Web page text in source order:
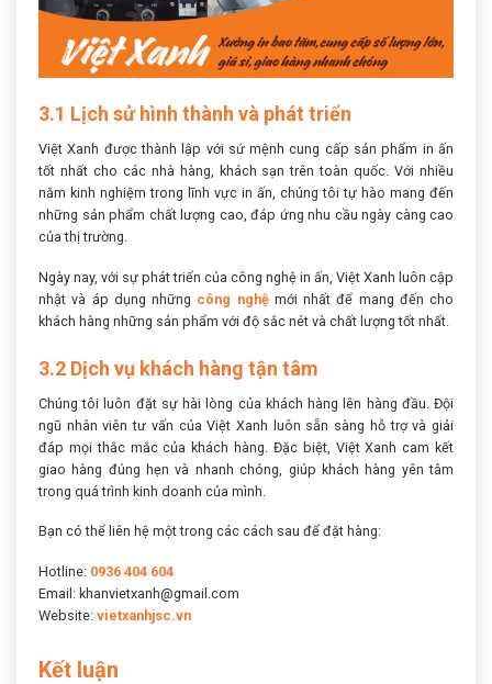
3.1 Lịch sử hình thành và phát triển
Việt Xanh được thành lập với sứ mệnh cung cấp sản phẩm in ấn
tốt nhất cho các nhà hàng, khách sạn trên toàn quốc. Với nhiều
năm kinh nghiệm trong lĩnh vực in ấn, chúng tôi tự hào mang đến
những sản phẩm chất lượng cao, đáp ứng nhu cầu ngày càng cao
của thị trường.
Ngày nay, với sự phát triển của công nghệ in ấn, Việt Xanh luôn cập
nhật và áp dụng những công nghệmới nhất để mang đến cho
khách hàng những sản phẩm với độ sắc nét và chất lượng tốt nhất.
3.2 Dịch vụ khách hàng tận tâm
Chúng tôi luôn đặt sự hài lòng của khách hàng lên hàng đầu. Đội
ngũ nhân viên tư vấn của Việt Xanh luôn sẵn sàng hỗ trợ và giải
đáp mọi thắc mắc của khách hàng. Đặc biệt, Việt Xanh cam kết
giao hàng đúng hẹn và nhanh chóng, giúp khách hàng yên tâm
trong quá trình kinh doanh của mình.
Bạn có thể liên hệ một trong các cách sau để đặt hàng:
Hotline: 0936 404 604
Email: khanvietxanh@gmail.com
Website: vietxanhjsc.vn
Kết luận